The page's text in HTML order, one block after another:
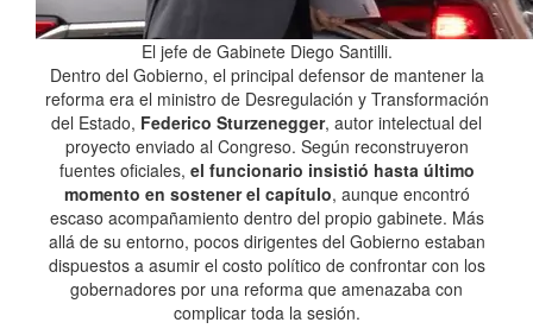
El jefe de Gabinete Diego Santilli.
Dentro del Gobierno, el principal defensor de mantener la
reforma era el ministro de Desregulación y Transformación
del Estado, Federico Sturzenegger, autor intelectual del
proyecto enviado al Congreso. Según reconstruyeron
fuentes oficiales, el funcionario insistió hasta último
momento en sostener el capítulo, aunque encontró
escaso acompañamiento dentro del propio gabinete. Más
allá de su entorno, pocos dirigentes del Gobierno estaban
dispuestos a asumir el costo político de confrontar con los
gobernadores por una reforma que amenazaba con
complicar toda la sesión.